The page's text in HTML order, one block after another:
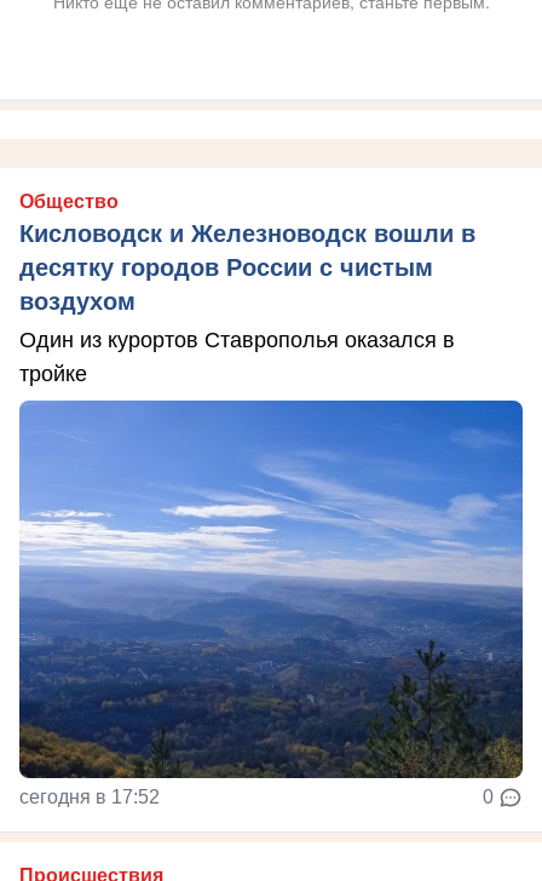
Общество
Кисловодск и Железноводск вошли в
десятку городов России с чистым
воздухом
Один из курортов Ставрополья оказался в
тройке
сегодня в 17:52 0
Происшествия